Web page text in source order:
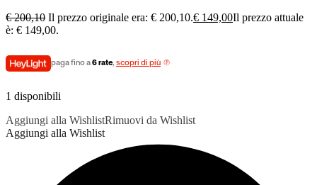
€200,10 Il prezzo originale era: € 200,10.€ 149,00Il prezzo attuale
è: € 149,00.
paga fino a6 rate, scopri di più
1 disponibili
Aggiungi alla WishlistRimuovi da Wishlist
Aggiungi alla Wishlist